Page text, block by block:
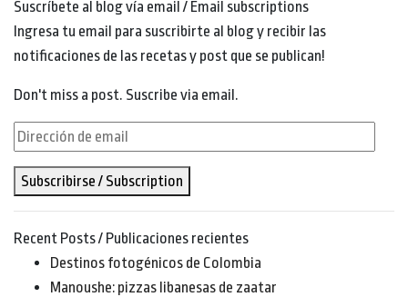
Suscríbete al blog vía email / Email subscriptions
Ingresa tu email para suscribirte al blog y recibir las
notificaciones de las recetas y post que se publican!
Don't miss a post. Suscribe via email.
Dirección
de
email
Subscribirse / Subscription
Recent Posts / Publicaciones recientes
Destinos fotogénicos de Colombia
Manoushe: pizzas libanesas de zaatar